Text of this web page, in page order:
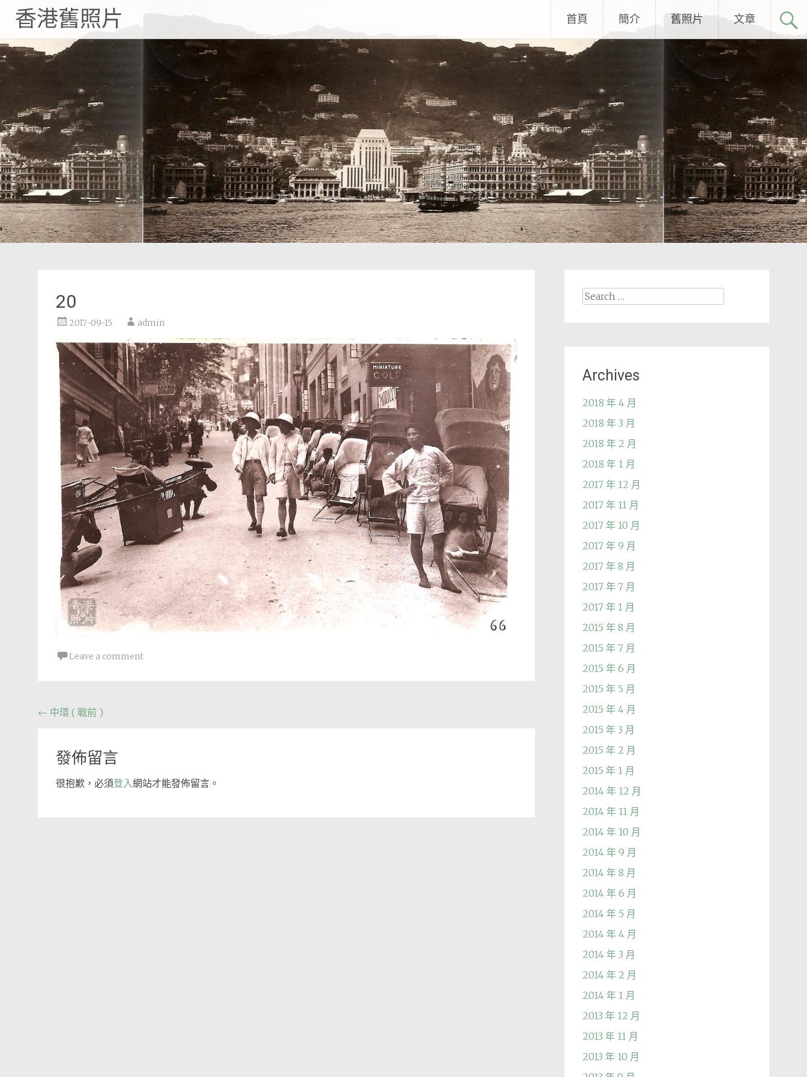
Skip
content
香港舊照片 首頁 簡介 舊照片 文章
20
2017-09-15 admin
Leave a comment
Post
← 中環 ( 戰前 )
發佈留言
很抱歉，必須登入網站才能發佈留言。
Search
Archives
2018 年 4 月
2018 年 3 月
2018 年 2 月
2018 年 1 月
2017 年 12 月
2017 年 11 月
2017 年 10 月
2017 年 9 月
2017 年 8 月
2017 年 7 月
2017 年 1 月
2015 年 8 月
2015 年 7 月
2015 年 6 月
2015 年 5 月
2015 年 4 月
2015 年 3 月
2015 年 2 月
2015 年 1 月
2014 年 12 月
2014 年 11 月
2014 年 10 月
2014 年 9 月
2014 年 8 月
2014 年 6 月
2014 年 5 月
2014 年 4 月
2014 年 3 月
2014 年 2 月
2014 年 1 月
2013 年 12 月
2013 年 11 月
2013 年 10 月